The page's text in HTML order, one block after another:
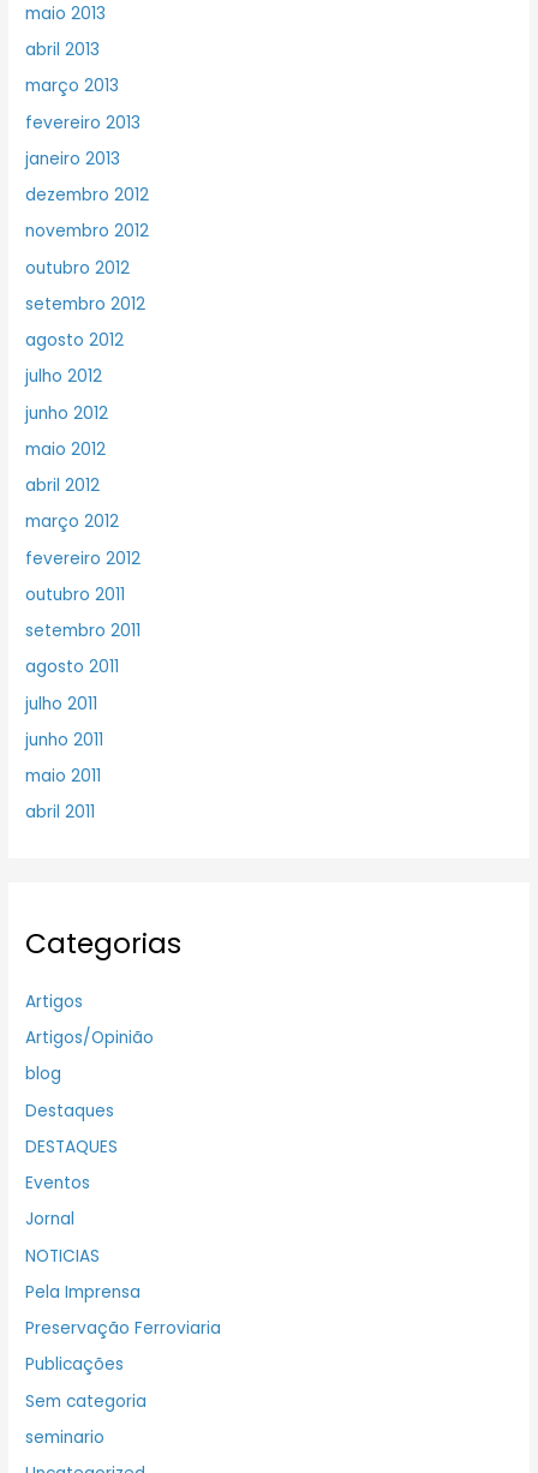
maio 2013
abril 2013
março 2013
fevereiro 2013
janeiro 2013
dezembro 2012
novembro 2012
outubro 2012
setembro 2012
agosto 2012
julho 2012
junho 2012
maio 2012
abril 2012
março 2012
fevereiro 2012
outubro 2011
setembro 2011
agosto 2011
julho 2011
junho 2011
maio 2011
abril 2011
Categorias
Artigos
Artigos/Opinião
blog
Destaques
DESTAQUES
Eventos
Jornal
NOTICIAS
Pela Imprensa
Preservação Ferroviaria
Publicações
Sem categoria
seminario